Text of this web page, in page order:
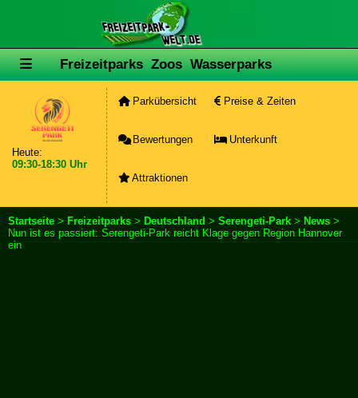
Freizeitparks Zoos Wasserparks
Heute:
09:30-18:30 Uhr
Parkübersicht Preise & Zeiten
Bewertungen Unterkunft
Attraktionen
Startseite > Freizeitparks > Deutschland > Serengeti-Park > News >
Nun ist es passiert: Serengeti-Park reicht Klage gegen Region Hannover
ein